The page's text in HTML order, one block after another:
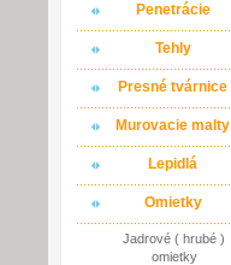
Penetrácie
Tehly
Presné tvárnice
Murovacie malty
Lepidlá
Omietky
Jadrové ( hrubé )
omietky